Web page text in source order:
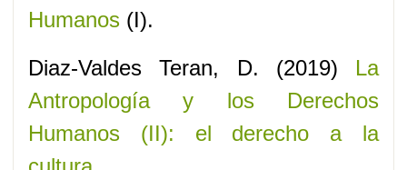
Humanos (I).
Diaz-Valdes Teran, D. (2019) La
Antropología y los Derechos
Humanos (II): el derecho a la